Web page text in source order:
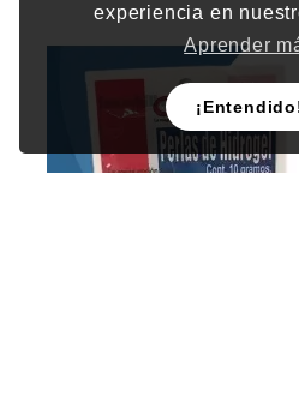
experiencia en
Aprender